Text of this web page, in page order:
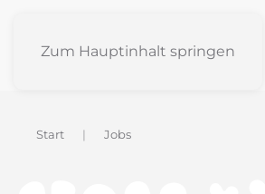
Zum Hauptinhalt springen
Start Jobs